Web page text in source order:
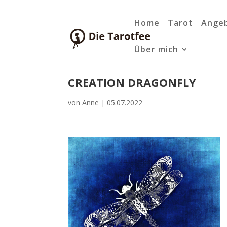
Home Tarot
Über mich
CREATION DRAGONFLY
vonAnne | 05.07.2022